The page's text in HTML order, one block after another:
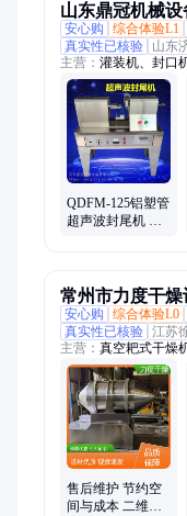
山东鼎冠机械设
安心购
综合体验L1
真实性已核验
山东
主营： 灌装机、封口
缩机、封切机、打包
机、铝箔封口机、超
液体包装机、酱料包
QDFM-125铝塑管
超声波封尾机 药
常州市力度干燥
安心购
综合体验L0
真实性已核验 江苏
主营： 真空耙式干燥
雾干燥机、振动流化
燥机、滚筒刮板干
机、槽形混合机、双
合机、双锥混合机、
凝造粒喷雾干燥机、
浸膏喷雾干燥机、沸
干燥机、热风循环烘箱
售后维护 节约空
间与成本 二维运